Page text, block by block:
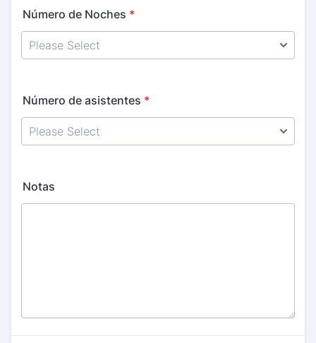
Número de Noches *
Número de asistentes *
Notas